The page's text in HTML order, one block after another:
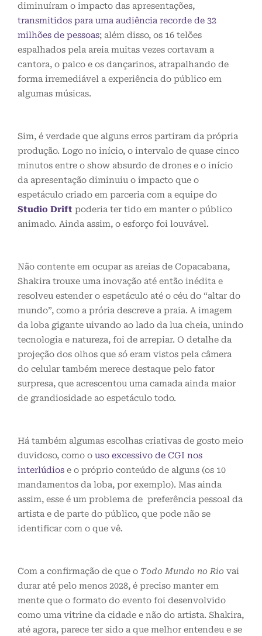
diminuíram o impacto das apresentações,
transmitidos para uma audiência recorde de 32
milhões de pessoas; além disso, os 16 telões
espalhados pela areia muitas vezes cortavam a
cantora, o palco e os dançarinos, atrapalhando de
forma irremediável a experiência do público em
algumas músicas.
Sim, é verdade que alguns erros partiram da própria
produção. Logo no início, o intervalo de quase cinco
minutos entre o show absurdo de drones e o início
da apresentação diminuiu o impacto que o
espetáculo criado em parceria com a equipe do
Studio Drift poderia ter tido em manter o público
animado. Ainda assim, o esforço foi louvável.
Não contente em ocupar as areias de Copacabana,
Shakira trouxe uma inovação até então inédita e
resolveu estender o espetáculo até o céu do “altar do
mundo”, como a prória descreve a praia. A imagem
da loba gigante uivando ao lado da lua cheia, unindo
tecnologia e natureza, foi de arrepiar. O detalhe da
projeção dos olhos que só eram vistos pela câmera
do celular também merece destaque pelo fator
surpresa, que acrescentou uma camada ainda maior
de grandiosidade ao espetáculo todo.
Há também algumas escolhas criativas de gosto meio
duvidoso, como o uso excessivo de CGI nos
interlúdios e o próprio conteúdo de alguns (os 10
mandamentos da loba, por exemplo). Mas ainda
assim, esse é um problema de preferência pessoal da
artista e de parte do público, que pode não se
identificar com o que vê.
Com a confirmação de que o Todo Mundo no Rio vai
durar até pelo menos 2028, é preciso manter em
mente que o formato do evento foi desenvolvido
como uma vitrine da cidade e não do artista. Shakira,
até agora, parece ter sido a que melhor entendeu e se